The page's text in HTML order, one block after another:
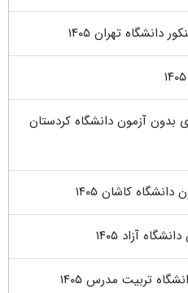
دانشگاه تهران ۱۴۰۵
بدون آزمون دانشگاه کردستان
کاشان ۱۴۰۵
آزاد ۱۴۰۵
تربیت مدرس ۱۴۰۵